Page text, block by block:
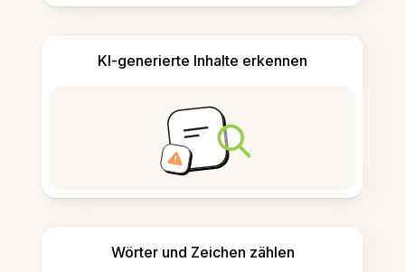
KI-generierte Inhalte erkennen
Wörter und Zeichen zählen